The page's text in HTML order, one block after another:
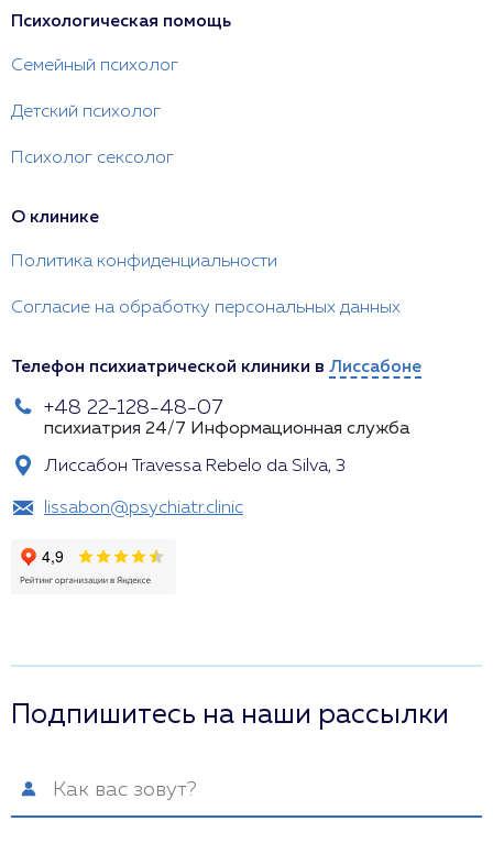
Психологическая помощь
Семейный психолог
Детский психолог
Психолог сексолог
О клинике
Политика конфиденциальности
Согласие на обработку персональных данных
Телефон психиатрической клиники в Лиссабоне
+48 22-128-48-07
психиатрия 24/7 Информационная служба
Лиссабон Travessa Rebelo da Silva, 3
lissabon@psychiatr.clinic
Подпишитесь на наши рассылки